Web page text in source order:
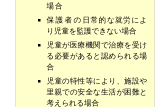
場合
保護者の 日常的な就労によ
り児童を監護できない場合
児童が医療機関で治療を受け
る必要があると認められる場
合
児童の特性等により、施設や
里親での安全な生活が困難と
考えられる場合